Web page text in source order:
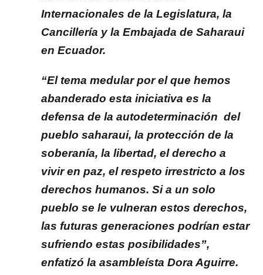
Internacionales de la Legislatura, la
Cancillería y la Embajada de Saharaui
en Ecuador.
“El tema medular por el que hemos
abanderado esta iniciativa es la
defensa de la autodeterminación del
pueblo saharaui, la protección de la
soberanía, la libertad, el derecho a
vivir en paz, el respeto irrestricto a los
derechos humanos. Si a un solo
pueblo se le vulneran estos derechos,
las futuras generaciones podrían estar
sufriendo estas posibilidades”,
enfatizó la asambleísta Dora Aguirre.